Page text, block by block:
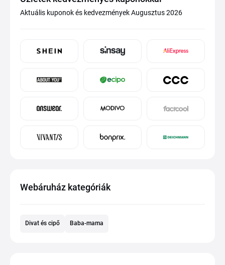
Aktuális kuponok és kedvezmények Augusztus 2026
Webáruház kategóriák
Divat és cipő Baba-mama